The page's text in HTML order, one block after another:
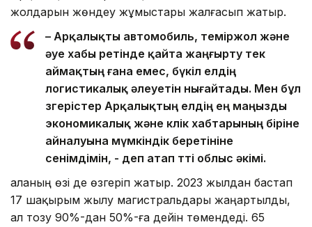
жолдарын жөндеу жұмыстары жалғасып жатыр.
– Арқалықты автомобиль, теміржол және
әуе хабы ретінде қайта жаңғырту тек
аймақтың ғана емес, бүкіл елдің
логистикалық әлеуетін нығайтады. Мен бұл
өзгерістер Арқалықтың елдің ең маңызды
экономикалық және көлік хабтарының біріне
айналуына мүмкіндік беретініне
сенімдімін, - деп атап өтті облыс әкімі.
Қаланың өзі де өзгеріп жатыр. 2023 жылдан бастап
17 шақырым жылу магистральдары жаңартылды,
ал тозу 90%-дан 50%-ға дейін төмендеді. 65